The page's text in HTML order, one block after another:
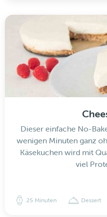
Dieser einfache No-
wenigen Minuten ganz
Käsekuchen wird mit
viel
25 Minuten Dessert